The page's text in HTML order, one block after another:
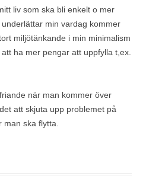
liv som ska bli enkelt o mer
min vardag kommer
miljötänkande i min minimalism
ha mer pengar att uppfylla t,ex.
när man kommer över
att skjuta upp problemet på
ska flytta.